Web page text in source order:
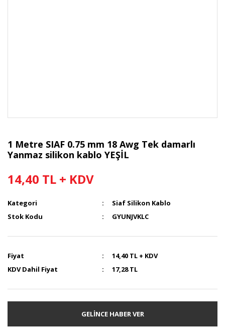
1 Metre SIAF 0.75 mm 18 Awg Tek damarlı
Yanmaz silikon kablo YEŞİL
14,40 TL + KDV
Kategori
Siaf Silikon Kablo
Stok Kodu
GYUNJVKLC
Fiyat
14,40 TL + KDV
KDV Dahil Fiyat
17,28 TL
GELİNCE HABER VER